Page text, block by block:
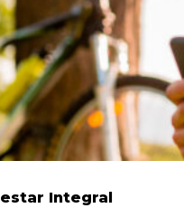
Integral